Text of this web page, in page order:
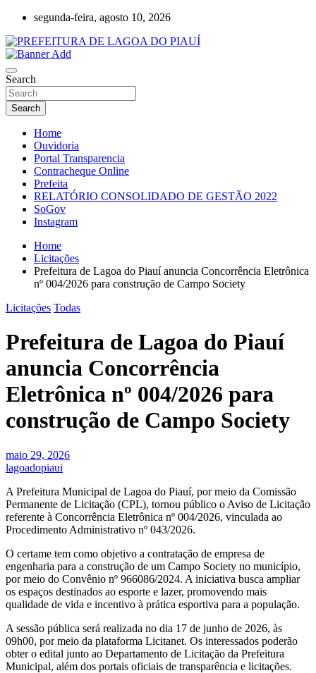
Skip
content
segunda-feira, agosto 10, 2026
PREFEITURA DE LAGOA DO PIAUÍ
Search
Search
Home
Ouvidoria
Portal Transparencia
Contracheque Online
Prefeita
RELATÓRIO CONSOLIDADO DE GESTÃO 2022
SoGov
Instagram
Home
Licitações
Prefeitura de Lagoa do Piauí anuncia Concorrência Eletrônica
nº 004/2026 para construção de Campo Society
Licitações Todas
Prefeitura de Lagoa do Piauí
anuncia Concorrência
Eletrônica nº 004/2026 para
construção de Campo Society
maio 29, 2026
lagoadopiaui
A Prefeitura Municipal de Lagoa do Piauí, por meio da Comissão
Permanente de Licitação (CPL), tornou público o Aviso de Licitação
referente à Concorrência Eletrônica nº 004/2026, vinculada ao
Procedimento Administrativo nº 043/2026.
O certame tem como objetivo a contratação de empresa de
engenharia para a construção de um Campo Society no município,
por meio do Convênio nº 966086/2024. A iniciativa busca ampliar
os espaços destinados ao esporte e lazer, promovendo mais
qualidade de vida e incentivo à prática esportiva para a população.
A sessão pública será realizada no dia 17 de junho de 2026, às
09h00, por meio da plataforma Licitanet. Os interessados poderão
obter o edital junto ao Departamento de Licitação da Prefeitura
Municipal, além dos portais oficiais de transparência e licitações.